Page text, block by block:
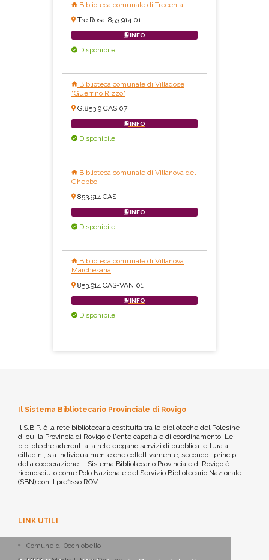
Biblioteca comunale di Trecenta
Tre Rosa-853.914 01
INFO
Disponibile
Biblioteca comunale di Villadose
"Guerrino Rizzo"
G.853.9 CAS 07
INFO
Disponibile
Biblioteca comunale di Villanova del
Ghebbo
853.914 CAS
INFO
Disponibile
Biblioteca comunale di Villanova
Marchesana
853.914 CAS-VAN 01
INFO
Disponibile
Il Sistema Bibliotecario Provinciale di Rovigo
Il S.B.P. è la rete bibliotecaria costituita tra le biblioteche del Polesine
di cui la Provincia di Rovigo è l'ente capofila e di coordinamento. Le
biblioteche aderenti alla rete erogano servizi di pubblica lettura ai
cittadini, sia individualmente che collettivamente, secondo i principi
della cooperazione. Il Sistema Bibliotecario Provinciale di Rovigo è
riconosciuto come Polo Nazionale del Servizio Bibliotecario Nazionale
(SBN) con il prefisso ROV.
LINK UTILI
Comune di Occhiobello